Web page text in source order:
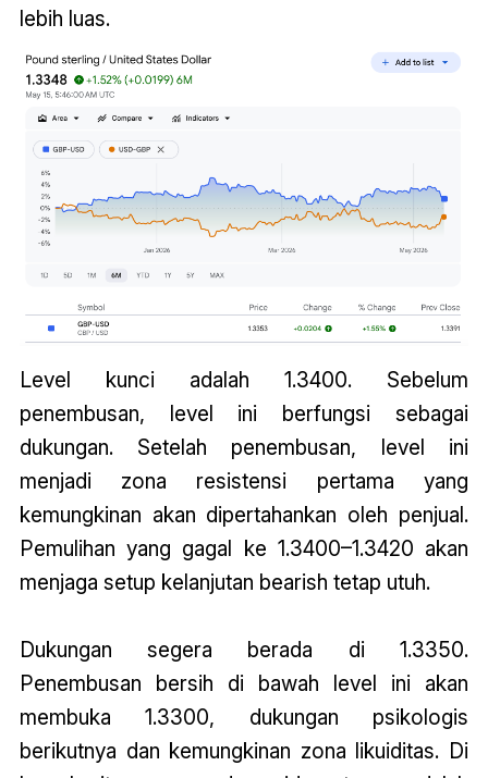
lebih luas.
Level kunci adalah 1.3400. Sebelum
penembusan, level ini berfungsi sebagai
dukungan. Setelah penembusan, level ini
menjadi zona resistensi pertama yang
kemungkinan akan dipertahankan oleh penjual.
Pemulihan yang gagal ke 1.3400–1.3420 akan
menjaga setup kelanjutan bearish tetap utuh.
Dukungan segera berada di 1.3350.
Penembusan bersih di bawah level ini akan
membuka 1.3300, dukungan psikologis
berikutnya dan kemungkinan zona likuiditas. Di